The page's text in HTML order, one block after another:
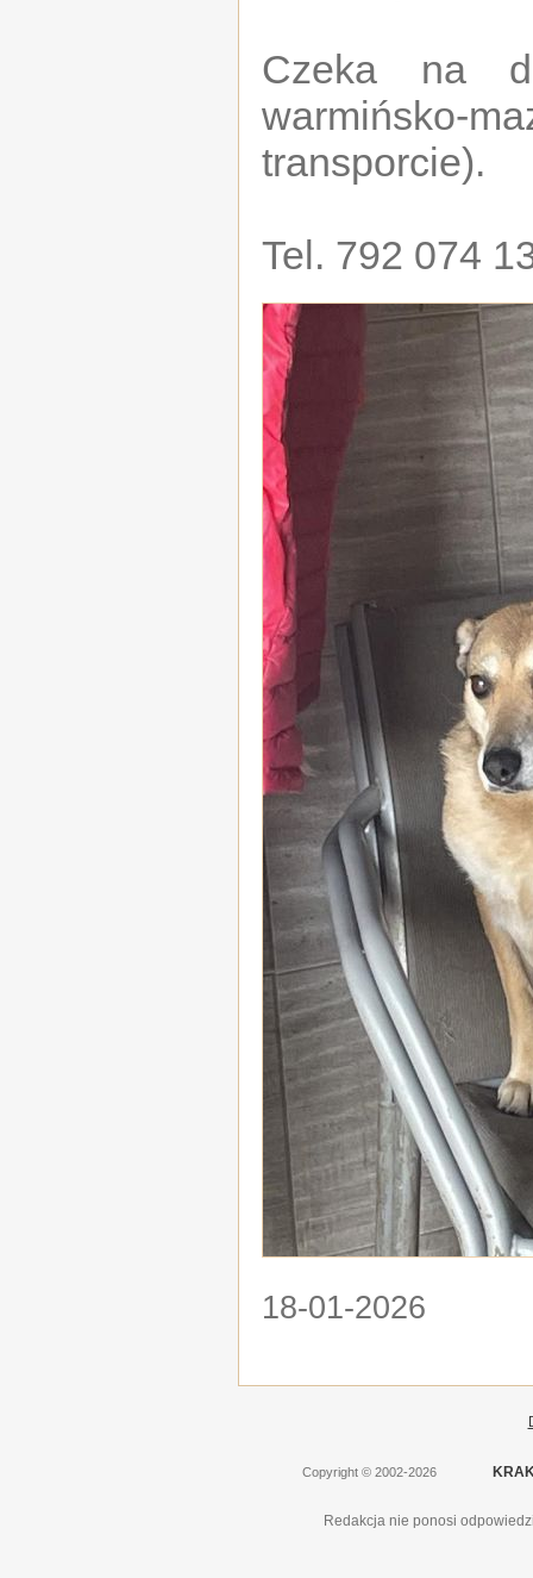
Czeka na
warmińsko-
transporcie).
Tel. 792 074
18-01-2026
Copyright © 2002-2026
Redakcja nie ponosi